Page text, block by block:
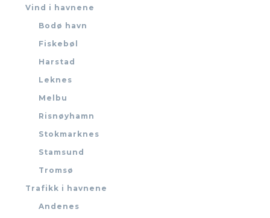
Vind i havnene
Bodø havn
Fiskebøl
Harstad
Leknes
Melbu
Risnøyhamn
Stokmarknes
Stamsund
Tromsø
Trafikk i havnene
Andenes